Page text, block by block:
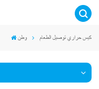
وطن كيس حراري توصيل الطعام